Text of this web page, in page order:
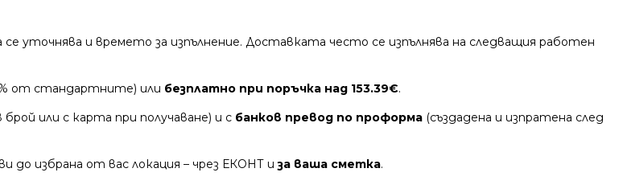
се уточнява и времето за изпълнение. Доставката често се изпълнява на следващия работен
от стандартните) или безплатно при поръчка над 153.39€.
брой или с карта при получаване) и с банков превод по проформа (създадена и изпратена след
до избрана от вас локация – чрез ЕКОНТ иза ваша сметка.